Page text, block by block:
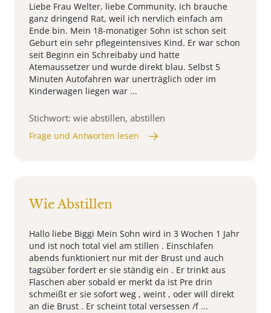
Liebe Frau Welter, liebe Community, ich brauche
ganz dringend Rat, weil ich nervlich einfach am
Ende bin. Mein 18-monatiger Sohn ist schon seit
Geburt ein sehr pflegeintensives Kind. Er war schon
seit Beginn ein Schreibaby und hatte
Atemaussetzer und wurde direkt blau. Selbst 5
Minuten Autofahren war unerträglich oder im
Kinderwagen liegen war ...
Stichwort: wie abstillen, abstillen
Frage und Antworten lesen
Wie Abstillen
Hallo liebe Biggi Mein Sohn wird in 3 Wochen 1 Jahr
und ist noch total viel am stillen . Einschlafen
abends funktioniert nur mit der Brust und auch
tagsüber fordert er sie ständig ein . Er trinkt aus
Flaschen aber sobald er merkt da ist Pre drin
schmeißt er sie sofort weg , weint , oder will direkt
an die Brust . Er scheint total versessen /f ...